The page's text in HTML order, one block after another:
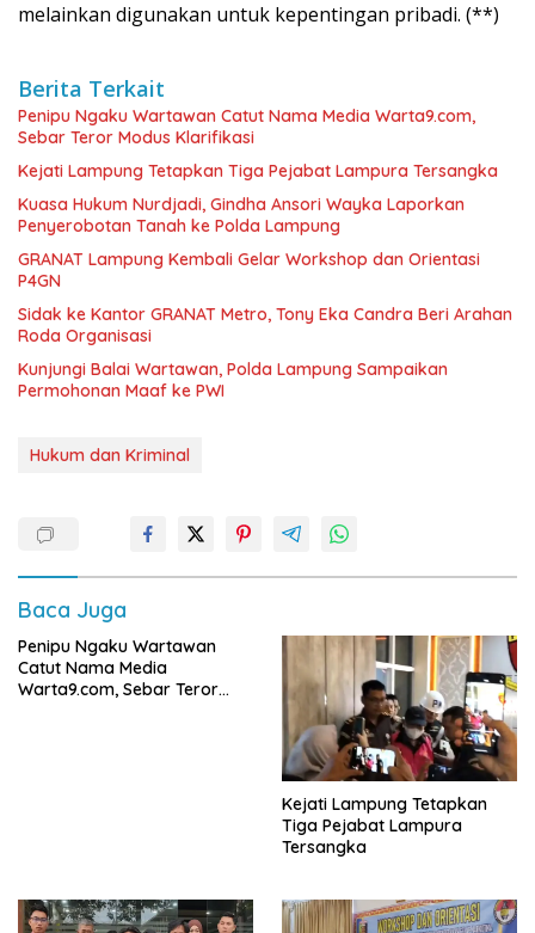
melainkan digunakan untuk kepentingan pribadi. (**)
Berita Terkait
Penipu Ngaku Wartawan Catut Nama Media Warta9.com,
Sebar Teror Modus Klarifikasi
Kejati Lampung Tetapkan Tiga Pejabat Lampura Tersangka
Kuasa Hukum Nurdjadi, Gindha Ansori Wayka Laporkan
Penyerobotan Tanah ke Polda Lampung
GRANAT Lampung Kembali Gelar Workshop dan Orientasi
P4GN
‎Sidak ke Kantor GRANAT Metro, Tony Eka Candra Beri Arahan
Roda Organisasi
Kunjungi Balai Wartawan, Polda Lampung Sampaikan
Permohonan Maaf ke PWI
Hukum dan Kriminal
Baca Juga
Penipu Ngaku Wartawan
Catut Nama Media
Warta9.com, Sebar Teror
Kejati Lampung Tetapkan
Tiga Pejabat Lampura
Tersangka